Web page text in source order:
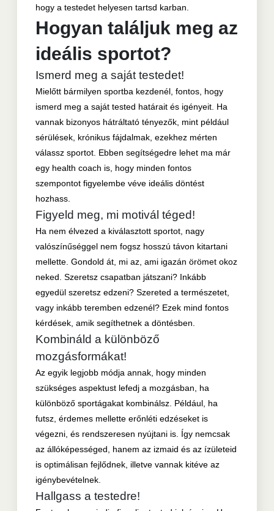
hogy a testedet helyesen tartsd karban.
Hogyan találjuk meg az
ideális sportot?
Ismerd meg a saját testedet!
Mielőtt bármilyen sportba kezdenél, fontos, hogy
ismerd meg a saját tested határait és igényeit. Ha
vannak bizonyos hátráltató tényezők, mint például
sérülések, krónikus fájdalmak, ezekhez mérten
válassz sportot. Ebben segítségedre lehet ma már
egy health coach is, hogy minden fontos
szempontot figyelembe véve ideális döntést
hozhass.
Figyeld meg, mi motivál téged!
Ha nem élvezed a kiválasztott sportot, nagy
valószínűséggel nem fogsz hosszú távon kitartani
mellette. Gondold át, mi az, ami igazán örömet okoz
neked. Szeretsz csapatban játszani? Inkább
egyedül szeretsz edzeni? Szereted a természetet,
vagy inkább teremben edzenél? Ezek mind fontos
kérdések, amik segíthetnek a döntésben.
Kombináld a különböző
mozgásformákat!
Az egyik legjobb módja annak, hogy minden
szükséges aspektust lefedj a mozgásban, ha
különböző sportágakat kombinálsz. Például, ha
futsz, érdemes mellette erőnléti edzéseket is
végezni, és rendszeresen nyújtani is. Így nemcsak
az állóképességed, hanem az izmaid és az ízületeid
is optimálisan fejlődnek, illetve vannak kitéve az
igénybevételnek.
Hallgass a testedre!